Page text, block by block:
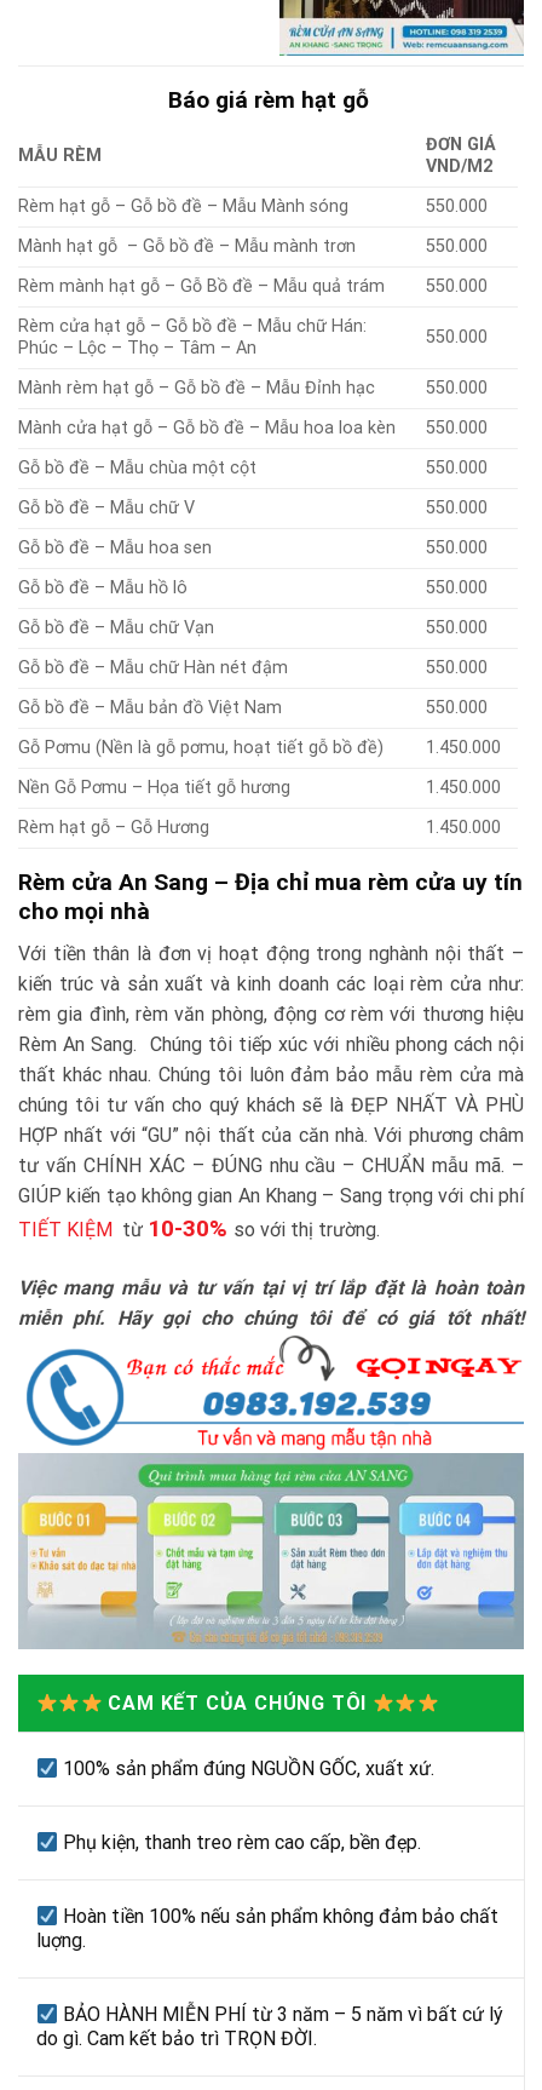
Báo giá rèm hạt gỗ
MẪU RÈM
ĐƠN GIÁ
VND/M2
Rèm hạt gỗ – Gỗ bồ đề – Mẫu Mành sóng
550.000
Mành hạt gỗ – Gỗ bồ đề – Mẫu mành trơn
550.000
Rèm mành hạt gỗ – Gỗ Bồ đề – Mẫu quả trám
550.000
Rèm cửa hạt gỗ – Gỗ bồ đề – Mẫu chữ Hán:
Phúc – Lộc – Thọ – Tâm – An
550.000
Mành rèm hạt gỗ – Gỗ bồ đề – Mẫu Đỉnh hạc
550.000
Mành cửa hạt gỗ – Gỗ bồ đề – Mẫu hoa loa kèn
550.000
Gỗ bồ đề – Mẫu chùa một cột
550.000
Gỗ bồ đề – Mẫu chữ V
550.000
Gỗ bồ đề – Mẫu hoa sen
550.000
Gỗ bồ đề – Mẫu hồ lô
550.000
Gỗ bồ đề – Mẫu chữ Vạn
550.000
Gỗ bồ đề – Mẫu chữ Hàn nét đậm
550.000
Gỗ bồ đề – Mẫu bản đồ Việt Nam
550.000
Gỗ Pơmu (Nền là gỗ pơmu, hoạt tiết gỗ bồ đề)
1.450.000
Nền Gỗ Pơmu – Họa tiết gỗ hương
1.450.000
Rèm hạt gỗ – Gỗ Hương
1.450.000
Rèm cửa An Sang – Địa chỉ mua rèm cửa uy tín
cho mọi nhà
Với tiền thân là đơn vị hoạt động trong nghành nội thất –
kiến trúc và sản xuất và kinh doanh các loại rèm cửa như:
rèm gia đình, rèm văn phòng, động cơ rèm với thương hiệu
Rèm An Sang. Chúng tôi tiếp xúc với nhiều phong cách nội
thất khác nhau. Chúng tôi luôn đảm bảo mẫu rèm cửa mà
chúng tôi tư vấn cho quý khách sẽ là ĐẸP NHẤT VÀ PHÙ
HỢP nhất với “GU” nội thất của căn nhà. Với phương châm
tư vấn CHÍNH XÁC – ĐÚNG nhu cầu – CHUẨN mẫu mã. –
GIÚP kiến tạo không gian An Khang – Sang trọng với chi phí
TIẾT KIỆM từ 10-30% so với thị trường.
Việc mang mẫu và tư vấn tại vị trí lắp đặt là hoàn toàn
miễn phí. Hãy gọi cho chúng tôi để có giá tốt nhất!
CAM KẾT CỦA CHÚNG TÔI
100% sản phẩm đúng NGUỒN GỐC, xuất xứ.
Phụ kiện, thanh treo rèm cao cấp, bền đẹp.
Hoàn tiền 100% nếu sản phẩm không đảm bảo chất
luợng.
BẢO HÀNH MIỄN PHÍ từ 3 năm – 5 năm vì bất cứ lý
do gì. Cam kết bảo trì TRỌN ĐỜI.